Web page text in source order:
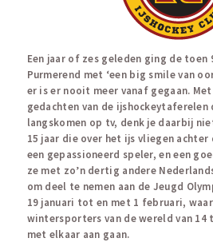
Een jaar of zes geleden ging de toen
Purmerend met ‘een big smile van
er is er nooit meer vanaf gegaan.
gedachten van de ijshockeytaferelen
langskomen op tv, denk je daarbij
15 jaar die over het ijs vliegen achter
een gepassioneerd speler, en een
ze met zo’n dertig andere
om deel te nemen aan de Jeugd
19 januari tot en met 1 februari,
wintersporters van de wereld van
met elkaar aan gaan.